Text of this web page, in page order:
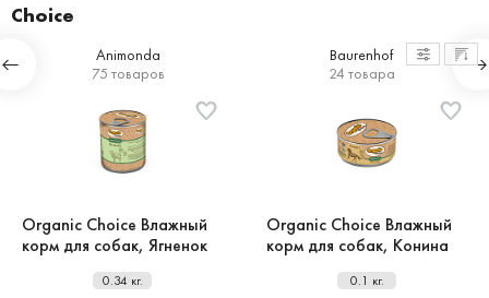
Choice
Animonda
75 товаров
Baurenhof
24 товара
Organic Сhoice Влажный
корм для собак, Ягненок
0.34 кг.
Organic Сhoice Влажный
корм для собак, Конина
0.1 кг.